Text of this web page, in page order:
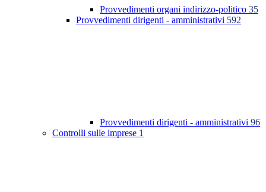
Provvedimenti organi indirizzo-politico 35
Provvedimenti dirigenti - amministrativi 592
Provvedimenti dirigenti - amministrativi 96
Controlli sulle imprese 1